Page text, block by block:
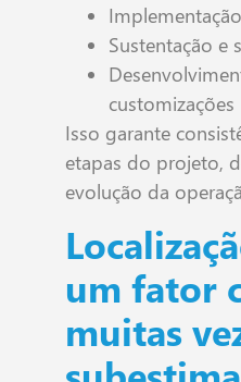
Sustentação e
customizações
Isso garante
etapas do projeto,
evolução da
um fator
muitas